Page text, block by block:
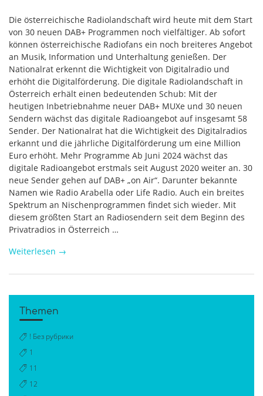
Die österreichische Radiolandschaft wird heute mit dem Start
von 30 neuen DAB+ Programmen noch vielfältiger. Ab sofort
können österreichische Radiofans ein noch breiteres Angebot
an Musik, Information und Unterhaltung genießen. Der
Nationalrat erkennt die Wichtigkeit von Digitalradio und
erhöht die Digitalförderung. Die digitale Radiolandschaft in
Österreich erhält einen bedeutenden Schub: Mit der
heutigen Inbetriebnahme neuer DAB+ MUXe und 30 neuen
Sendern wächst das digitale Radioangebot auf insgesamt 58
Sender. Der Nationalrat hat die Wichtigkeit des Digitalradios
erkannt und die jährliche Digitalförderung um eine Million
Euro erhöht. Mehr Programme Ab Juni 2024 wächst das
digitale Radioangebot erstmals seit August 2020 weiter an. 30
neue Sender gehen auf DAB+ „on Air“. Darunter bekannte
Namen wie Radio Arabella oder Life Radio. Auch ein breites
Spektrum an Nischenprogrammen findet sich wieder. Mit
diesem größten Start an Radiosendern seit dem Beginn des
Privatradios in Österreich …
Weiterlesen →
Themen
! Без рубрики
1
11
12